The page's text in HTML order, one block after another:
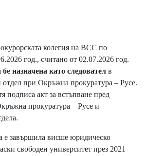
колегия на ВСС по
год., считано от 02.07.2026 год.
назначена като следовател в
при Окръжна прокуратура – Русе.
подписа акт за встъпване пред
прокуратура – Русе и
е завършила висше юридическо
свободен университет през 2021